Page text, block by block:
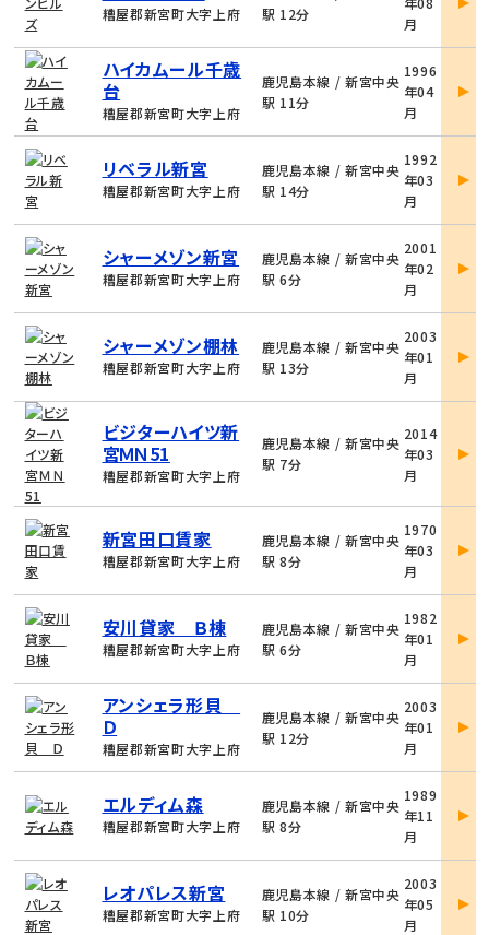
糟屋郡新宮町大字上府
駅 12分
月
詳
ハイカムール千歳
台
糟屋郡新宮町大字上府
鹿児島本線 / 新宮中央
駅 11分
1996
年04
月
詳
リベラル新宮
糟屋郡新宮町大字上府
鹿児島本線 / 新宮中央
駅 14分
1992
年03
月
詳
シャーメゾン新宮
糟屋郡新宮町大字上府
鹿児島本線 / 新宮中央
駅 6分
2001
年02
月
詳
シャーメゾン棚林
糟屋郡新宮町大字上府
鹿児島本線 / 新宮中央
駅 13分
2003
年01
月
詳
ビジターハイツ新
宮ＭＮ51
糟屋郡新宮町大字上府
鹿児島本線 / 新宮中央
駅 7分
2014
年03
月
詳
新宮田口賃家
糟屋郡新宮町大字上府
鹿児島本線 / 新宮中央
駅 8分
1970
年03
月
詳
安川貸家 Ｂ棟
糟屋郡新宮町大字上府
鹿児島本線 / 新宮中央
駅 6分
1982
年01
月
詳
アンシェラ形貝
Ｄ
糟屋郡新宮町大字上府
鹿児島本線 / 新宮中央
駅 12分
2003
年01
月
詳
エルディム森
糟屋郡新宮町大字上府
鹿児島本線 / 新宮中央
駅 8分
1989
年11
月
詳
レオパレス新宮
糟屋郡新宮町大字上府
鹿児島本線 / 新宮中央
駅 10分
2003
年05
月
詳